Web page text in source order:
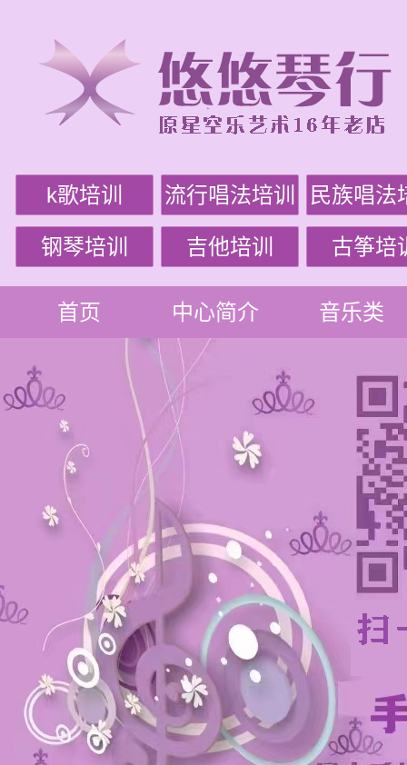
k歌培训 流行唱法培训 民族唱法
钢琴培训 吉他培训 古筝培
首页 中心简介 音乐类